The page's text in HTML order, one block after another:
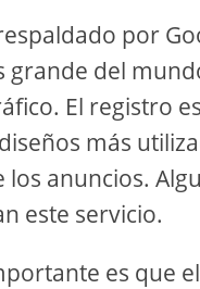
por
grande del
El registro
más
anuncios.
este servicio.
es que